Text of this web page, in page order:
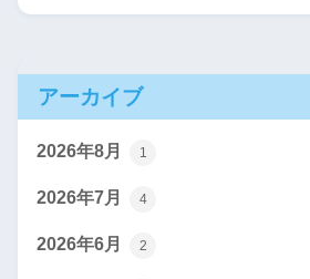
アーカイブ
2026年8月 1
2026年7月 4
2026年6月 2